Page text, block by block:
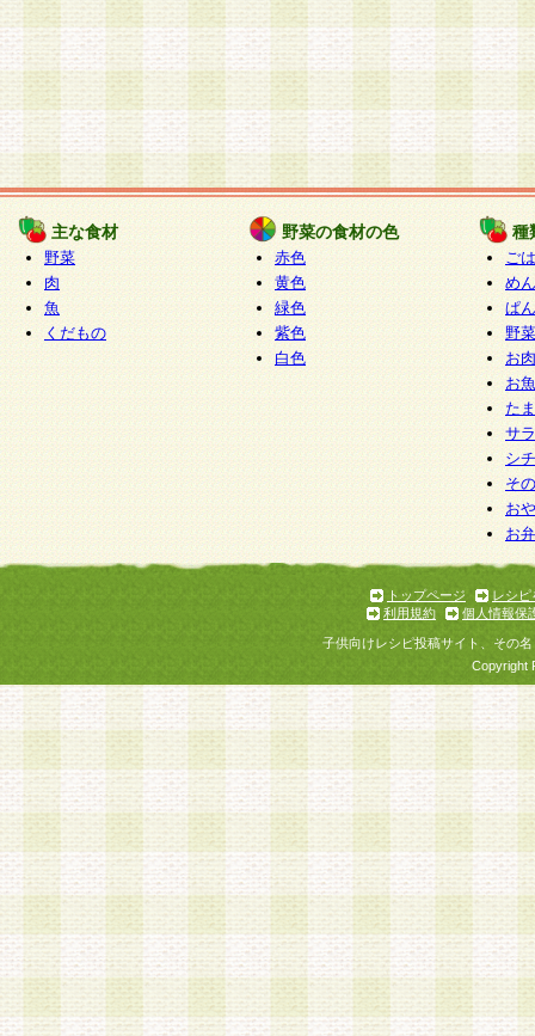
主な食材
野菜
肉
魚
くだもの
野菜の食材の色
赤色
黄色
緑色
紫色
白色
種
ご
めん
ぱん
野
お
お
た
サ
シ
そ
お
お
トップページ
レシピ
利用規約
個人情報保
子供向けレシピ投稿サイト、その
Copyright